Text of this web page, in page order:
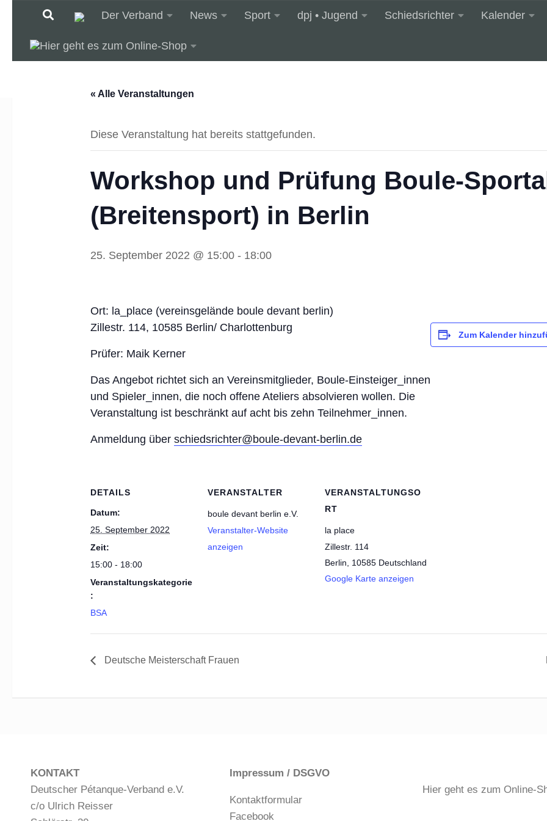
Unter dem InhaltDer Verband News Sport dpj • Jugend Schiedsrichter Kalender
« Alle Veranstaltungen
Diese Veranstaltung hat bereits stattgefunden.
Workshop und Prüfung Boule-
(Breitensport) in Berlin
25. September 2022 @ 15:00 - 18:00
Ort: la_place (vereinsgelände boule devant berlin)
Zillestr. 114, 10585 Berlin/ Charlottenburg
Prüfer: Maik Kerner
Das Angebot richtet sich an Vereinsmitglieder, Boule-Einsteiger_innen
und Spieler_innen, die noch offene Ateliers absolvieren wollen. Die
Veranstaltung ist beschränkt auf acht bis zehn Teilnehmer_innen.
Anmeldung über schiedsrichter@boule-devant-berlin.de
Zum Kalender
DETAILS
Datum:
25. September 2022
Zeit:
15:00 - 18:00
Veranstaltungskategorie
:
BSA
VERANSTALTER
boule devant berlin e.V.
Veranstalter-Website
anzeigen
VERANSTALTUNGSO
RT
la place
Zillestr. 114
Berlin
10585 Deutschland
Google Karte anzeigen
Deutsche Meisterschaft Frauen
KONTAKT
Deutscher Pétanque-Verband e.V.
c/o Ulrich Reisser
Impressum / DSGVO
Kontaktformular
Facebook
Hier geht es zum Online-